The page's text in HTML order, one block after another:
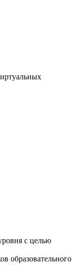
с целью
образовательного